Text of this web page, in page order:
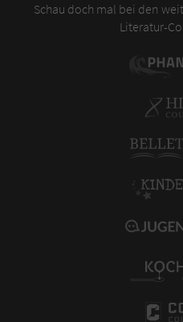
Schau doch mal bei den
Literatur-